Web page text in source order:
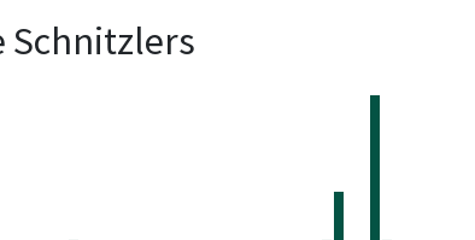
Schnitzlers